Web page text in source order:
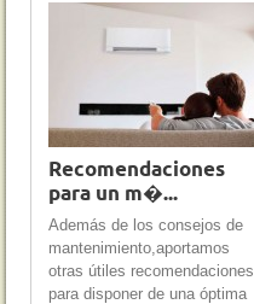
18 May 2012
Recomendaciones
para un m�...
Además de los consejos de
mantenimiento,aportamos
otras útiles recomendaciones
para disponer de una óptima